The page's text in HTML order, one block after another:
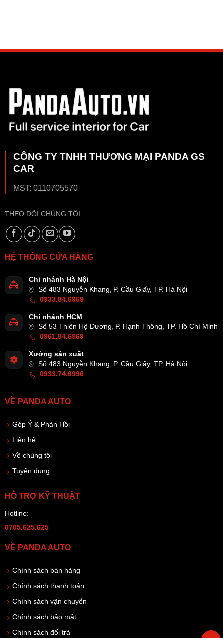
CÔNG TY TNHH THƯƠNG MẠI PANDA GS
CAR
MST: 0110705570
THEO DÕI CHÚNG TÔI
HỆ THỐNG CỬA HÀNG
Chi nhánh Hà Nội
Số 483 Nguyễn Khang, P. Cầu Giấy, TP. Hà Nội
0933.84.6969
Chi nhánh HCM
Số 53 Thiên Hộ Dương, P. Hạnh Thông, TP. Hồ Chí Minh
0961.84.6969
Xưởng sản xuất
Số 483 Nguyễn Khang, P. Cầu Giấy, TP. Hà Nội
0933.74.6996
VỀ PANDA AUTO
Góp Ý & Phản Hồi
Liên hệ
Về chúng tôi
Tuyển dụng
HỖ TRỢ KỸ THUẬT
Hotline:
0705.625.625
VỀ PANDA AUTO
Chính sách bán hàng
Chính sách thanh toán
Chính sách vận chuyển
Chính sách bảo mật
Chính sách đổi trả